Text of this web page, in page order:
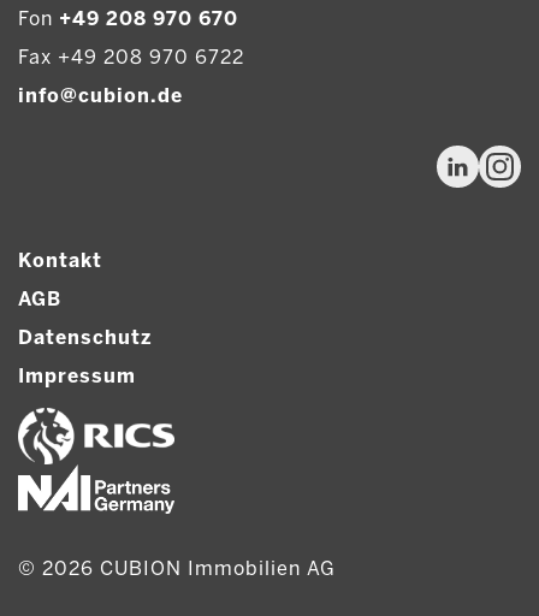
Fon +49 208 970 670
Fax +49 208 970 6722
info@cubion.de
Kontakt
AGB
Datenschutz
Impressum
© 2026 CUBION Immobilien AG